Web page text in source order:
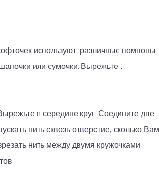
используют различные помпоны.
или сумочки. Вырежьте...
в середине круг. Соедините две
нить сквозь отверстие, сколько Вам
нить между двумя кружочками.